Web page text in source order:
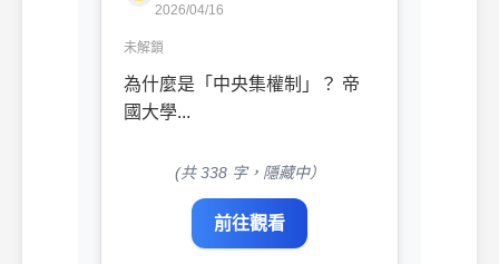
2026/04/16
未解鎖
為什麼是「中央集權制」？ 帝
國大學...
(共 338 字，隱藏中）
前往觀看